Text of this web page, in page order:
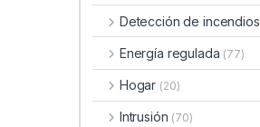
Detección de incendios
Energía regulada (77)
Hogar (20)
Intrusión (70)